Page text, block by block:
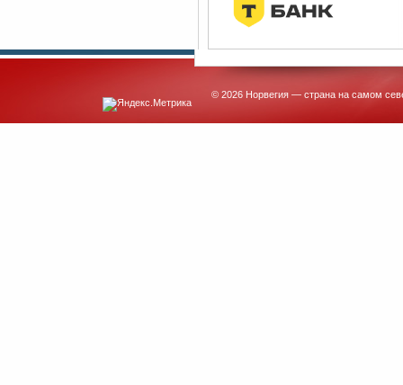
© 2026 Норвегия — страна на самом